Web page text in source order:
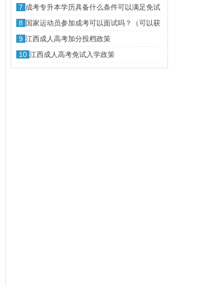
7 成考专升本学历具备什么条件可以满足免试
申请
8 国家运动员参加成考可以面试吗？（可以获
得额外加分吗）
9 江西成人高考加分投档政策
10 江西成人高考免试入学政策